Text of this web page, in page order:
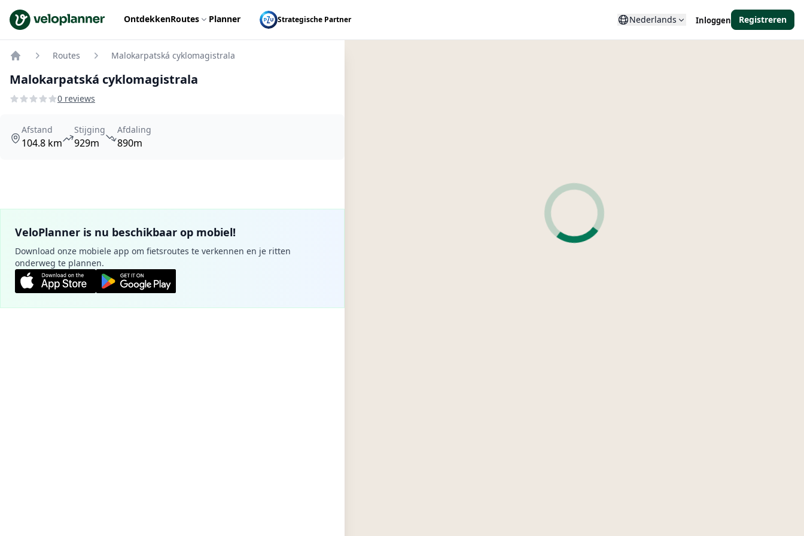
VeloPlanner OntdekkenRoutes Planner Strategische Partner Nederlands Inloggen Registreren
Routes Malokarpatská cyklomagistrala
Malokarpatská cyklomagistrala
0 reviews
Afstand
104.8 km
Stijging
929m
Afdaling
890m
VeloPlanner is nu beschikbaar op mobiel!
Download onze mobiele app om fietsroutes te verkennen en je ritten
onderweg te plannen.